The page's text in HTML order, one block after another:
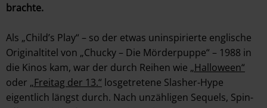
brachte.
Als „Child’s Play“ – so der etwas uninspirierte englische
Originaltitel von „Chucky – Die Mörderpuppe“ – 1988 in
die Kinos kam, war der durch Reihen wie „Halloween“
oder „Freitag der 13.“ losgetretene Slasher-Hype
eigentlich längst durch. Nach unzähligen Sequels, Spin-